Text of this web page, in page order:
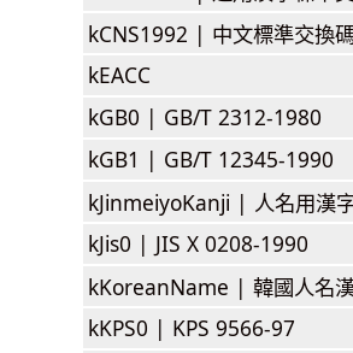
kCNS1992 | 中文標準交換
kEACC
kGB0 | GB/T 2312-1980
kGB1 | GB/T 12345-1990
kJinmeiyoKanji | 人名用漢
kJis0 | JIS X 0208-1990
kKoreanName | 韓國人名
kKPS0 | KPS 9566-97